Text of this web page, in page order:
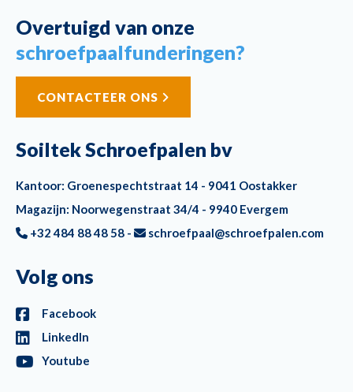
Overtuigd van onze
schroefpaalfunderingen?
CONTACTEER ONS
Soiltek Schroefpalen bv
Kantoor: Groenespechtstraat 14 - 9041 Oostakker
Magazijn: Noorwegenstraat 34/4 - 9940 Evergem
+32 484 88 48 58 -
schroefpaal@schroefpalen.com
Volg ons
Facebook
LinkedIn
Youtube